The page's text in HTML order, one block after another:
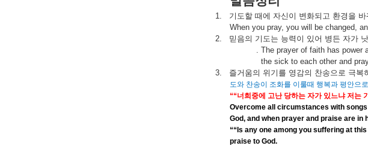
1. 기도할 때에 자신이 변화되고 환경을
When you pray, you will be changed,
2.
믿음의 기도는 능력이 있어 병든 자가
. The prayer of faith has power
the sick to each other and
3.
즐거움의 위기를 영감의 찬송으로 극복
도와 찬송이 조화를 이룰때 행복과 평안으로
““너희중에 고난 당하는 자가 있느냐 저는
Overcome all circumstances with
God, and when prayer and praise are in
““Is any one among you suffering at
praise to God.